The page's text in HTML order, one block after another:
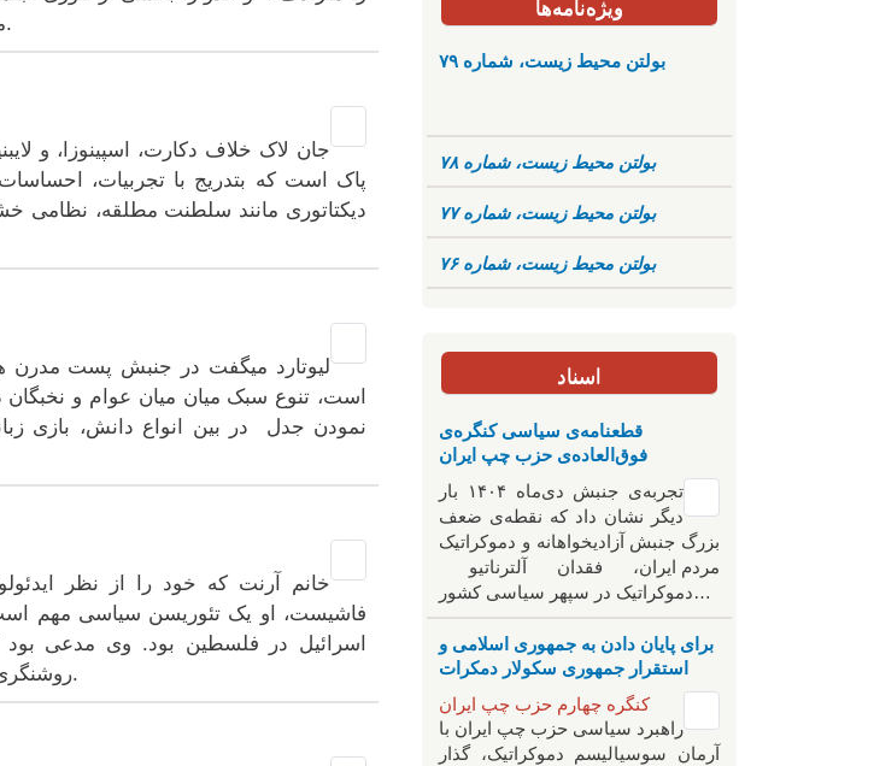
میلادی، و کتاب لویاتان (به معنی غول و دیو) در سال ۱۶۵۱ منتشر شدند.
جان لاک خلاف دکارت، اسپینوزا، و
پاک است که بتدریج با تجربیات،
دیکتاتوری مانند سلطنت مطلقه،
لیوتارد میگفت در جنبش پست مدرن
است، تنوع سبک میان میان عوام و
نمودن جدل در بین انواع دانش، بازی
خانم آرنت که خود را از نظر
فاشیست، او یک تئوریسن سیاسی مهم
اسرائیل در فلسطین بود. وی مدعی
روشنگری و نه انواع فلسفه تاریخ در قرن ۱۹ توانستند درک کنند یا عملی سازند.
ویژه‌نامه‌ها
بولتن محیط زیست، شماره ۷۹
بولتن محیط زیست، شماره ۷۸
بولتن محیط زیست، شماره ۷۷
بولتن محیط زیست، شماره ۷۶
اسناد
قطعنامه‌ی سیاسی کنگره‌ی
فوق‌العاده‌ی حزب چپ ایران
تجربه‌ی جنبش دی‌ماه ۱۴۰۴ بار
دیگر نشان داد که نقطه‌ی ضعف
بزرگ جنبش آزادیخواهانه و دموکراتیک
مردم ایران، فقدان آلترناتیو
دموکراتیک در سپهر سیاسی کشور…
برای پایان دادن به جمهوری اسلامی و
استقرار جمهوری سکولار دمکرات
کنگره چهارم حزب چپ ایران
راهبرد سياسی حزب چپ ایران با
آرمان سوسیالیسم دموکراتیک، گذار